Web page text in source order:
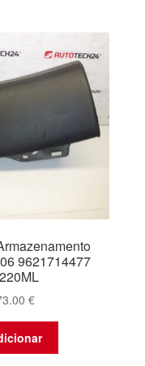
9621714477
€